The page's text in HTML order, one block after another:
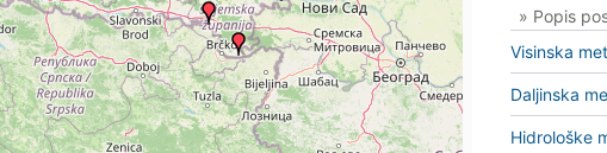
» Popis
Visinska
Daljinska
Hidrološke